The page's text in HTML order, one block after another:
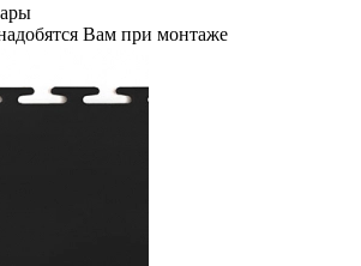
Вам при монтаже